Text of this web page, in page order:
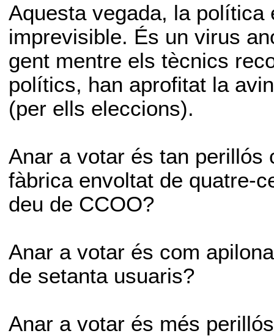
Aquesta vegada, la
imprevisible. És un virus
gent mentre els tècnics
polítics, han aprofitat la
(per ells eleccions).
Anar a votar és tan perillós
fàbrica envoltat de quatre-
deu de CCOO?
Anar a votar és com
de setanta usuaris?
Anar a votar és més